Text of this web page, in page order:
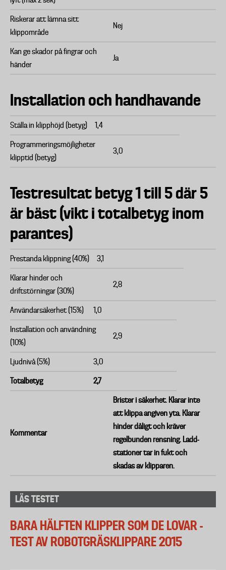
Riskerar att lämna sitt
klippområde
Nej
Kan ge skador på fingrar och
händer
Ja
Installation och handhavande
Ställa in klipphöjd (betyg) 1,4
Programmeringsmöjligheter
klipptid (betyg)
3,0
Testresultat betyg 1 till 5 där 5
är bäst (vikt i totalbetyg inom
parantes)
Prestanda klippning (40%) 3,1
Klarar hinder och
driftstörningar (30%)
2,8
Användarsäkerhet (15%) 1,0
Installation och användning
(10%)
2,9
Ljudnivå (5%) 3,0
Totalbetyg 2,7
Kommentar
Brister i säkerhet. Klarar inte
att klippa angiven yta. Klarar
hinder dåligt och kräver
regelbunden rensning. Ladd-
stationer tar in fukt och
skadas av klipparen.
LÄS TESTET
BARA HÄLFTEN KLIPPER SOM DE LOVAR -
TEST AV ROBOTGRÄSKLIPPARE 2015